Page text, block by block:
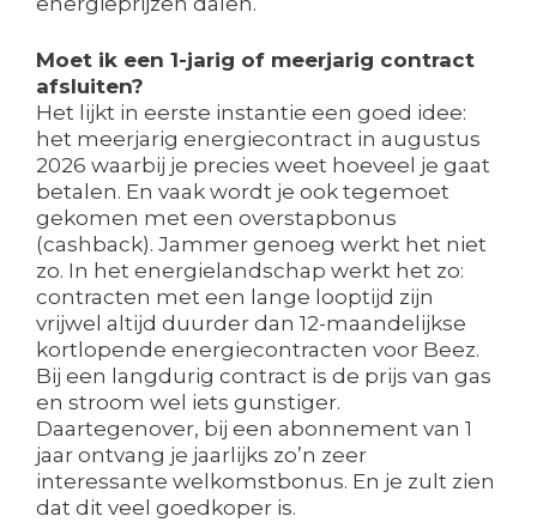
Moet ik een 1-jarig of meerjarig contract
afsluiten?
Het lijkt in eerste instantie een goed idee:
het meerjarig energiecontract in augustus
2026 waarbij je precies weet hoeveel je gaat
betalen. En vaak wordt je ook tegemoet
gekomen met een overstapbonus
(cashback). Jammer genoeg werkt het niet
zo. In het energielandschap werkt het zo:
contracten met een lange looptijd zijn
vrijwel altijd duurder dan 12-maandelijkse
kortlopende energiecontracten voor Beez.
Bij een langdurig contract is de prijs van gas
en stroom wel iets gunstiger.
Daartegenover, bij een abonnement van 1
jaar ontvang je jaarlijks zo’n zeer
interessante welkomstbonus. En je zult zien
dat dit veel goedkoper is.